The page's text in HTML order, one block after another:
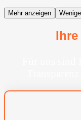
Mehr anzeigen